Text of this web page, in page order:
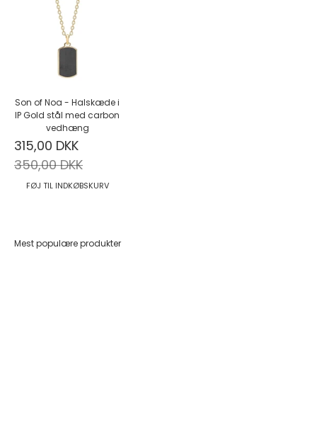
Son of Noa - Halskæde i
IP Gold stål med carbon
vedhæng
Salgspris
315,00 DKK
Normalpris
350,00 DKK
FØJ TIL INDKØBSKURV
Mest populære produkter